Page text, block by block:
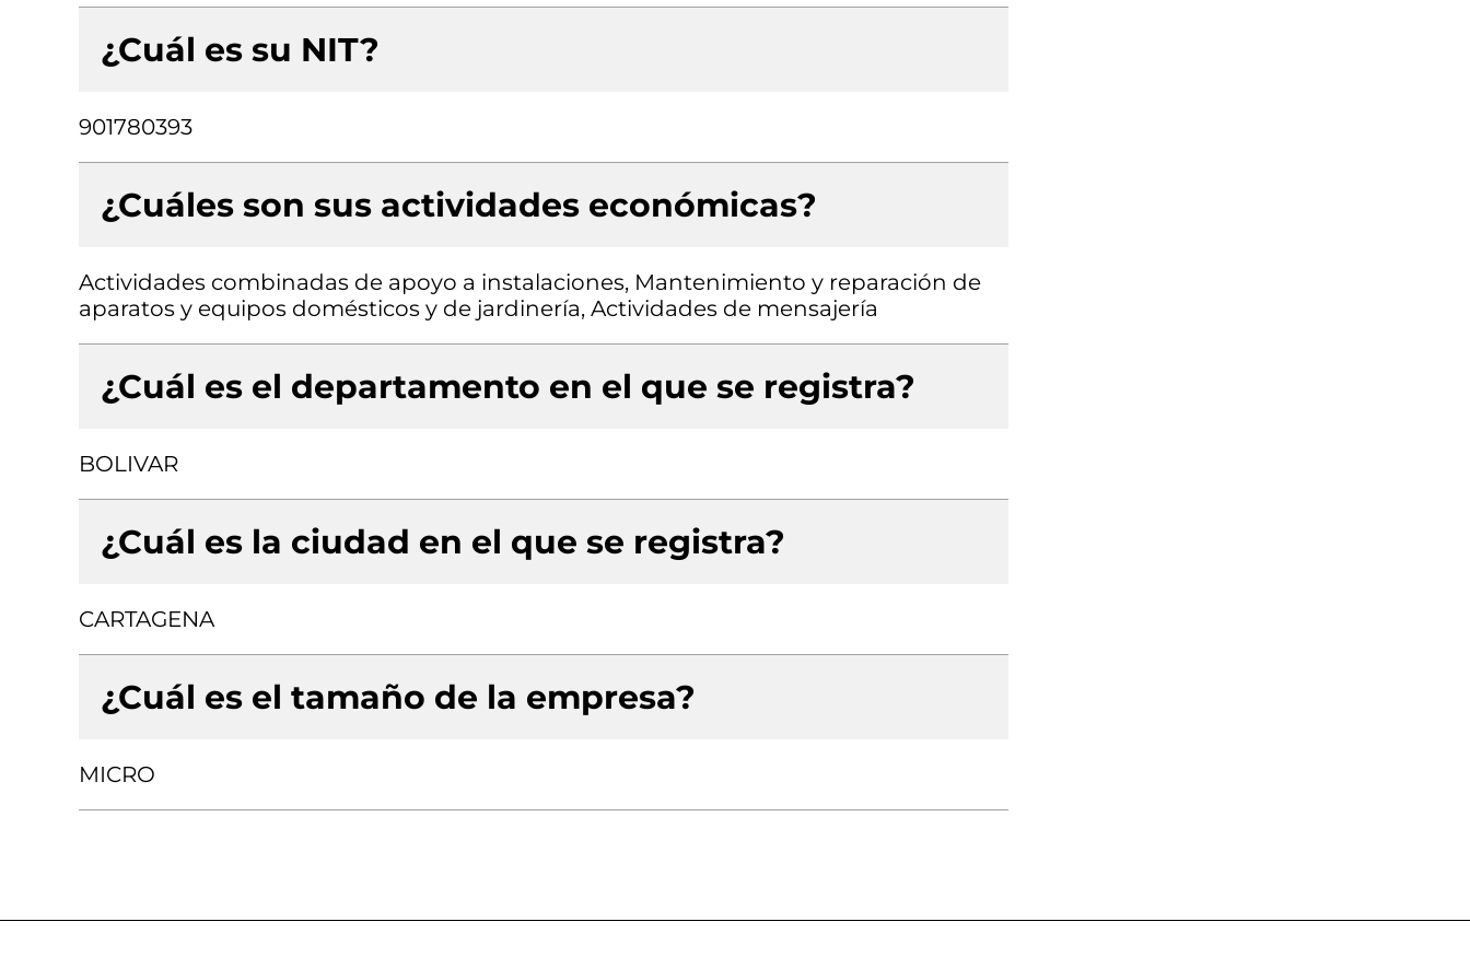
¿Cuál es su NIT?
901780393
¿Cuáles son sus actividades económicas?
Actividades combinadas de apoyo a instalaciones, Mantenimiento y reparación de
aparatos y equipos domésticos y de jardinería, Actividades de mensajería
¿Cuál es el departamento en el que se registra?
BOLIVAR
¿Cuál es la ciudad en el que se registra?
CARTAGENA
¿Cuál es el tamaño de la empresa?
MICRO